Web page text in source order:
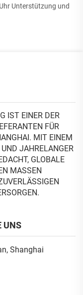
Unterstützung und
IST EINER DER
FÜR K
MIT EINEM 2
JAHRELANGER ER
GLOBALE KÄ
SC
DI
UNS
Shanghai